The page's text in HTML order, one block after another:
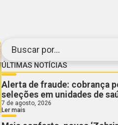
Buscar por...
ÚLTIMAS NOTÍCIAS
Alerta de fraude: cobrança
seleções em unidades de
7 de agosto, 2026
Ler mais